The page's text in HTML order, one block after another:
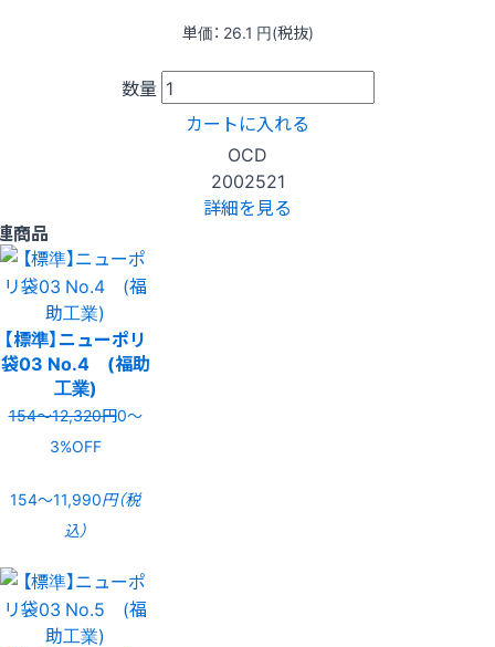
単価： 26.1 円(税抜)
数量
カートに入れる
OCD
2002521
詳細を見る
商品
【標準】ニューポリ
袋03 No.4 (福助
工業)
154〜12,320円0〜
3%OFF
154〜11,990円（税
込）